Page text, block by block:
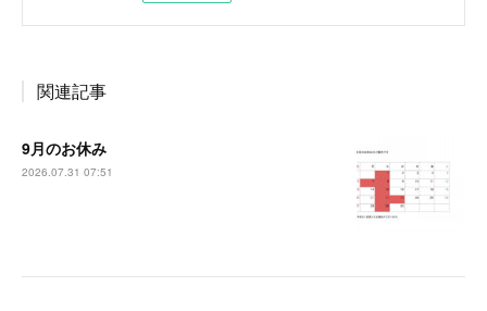
関連記事
9月のお休み
2026.07.31 07:51